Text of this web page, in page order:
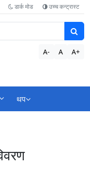
डार्क मोड उच्च कन्ट्रास्ट
A- A A+
थप